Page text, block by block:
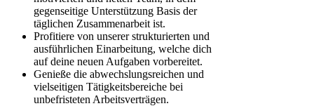
gegen­seitige Unter­stützung Basis der
täglichen Zusammen­arbeit ist.
Profitiere von unserer strukturierten und
ausführlichen Einarbeitung, welche dich
auf deine neuen Aufgaben vorbereitet.
Genieße die abwechslungsreichen und
vielseitigen Tätigkeitsbereiche bei
unbefristeten Arbeitsverträgen.